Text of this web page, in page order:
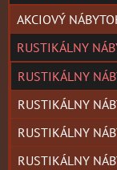
AKCIOVÝ
RUSTIKÁLNY
RUSTIKÁLNY
RUSTIKÁLNY
RUSTIKÁLNY
RUSTIKÁLNY